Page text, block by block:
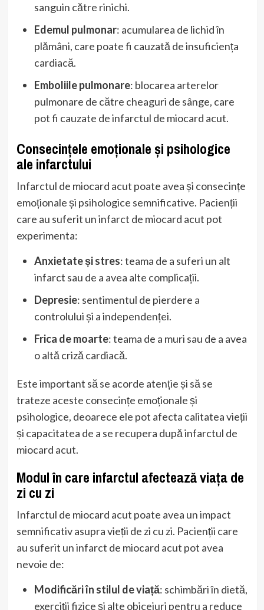
sanguin către rinichi.
Edemul pulmonar: acumularea de lichid în
plămâni, care poate fi cauzată de insuficiența
cardiacă.
Emboliile pulmonare: blocarea arterelor
pulmonare de către cheaguri de sânge, care
pot fi cauzate de infarctul de miocard acut.
Consecințele emoționale și psihologice
ale infarctului
Infarctul de miocard acut poate avea și consecințe
emoționale și psihologice semnificative. Pacienții
care au suferit un infarct de miocard acut pot
experimenta:
Anxietate și stres: teama de a suferi un alt
infarct sau de a avea alte complicații.
Depresie: sentimentul de pierdere a
controlului și a independenței.
Frica de moarte: teama de a muri sau de a avea
o altă criză cardiacă.
Este important să se acorde atenție și să se
trateze aceste consecințe emoționale și
psihologice, deoarece ele pot afecta calitatea vieții
și capacitatea de a se recupera după infarctul de
miocard acut.
Modul în care infarctul afectează viața de
zi cu zi
Infarctul de miocard acut poate avea un impact
semnificativ asupra vieții de zi cu zi. Pacienții care
au suferit un infarct de miocard acut pot avea
nevoie de:
Modificări în stilul de viață: schimbări în dietă,
exerciții fizice și alte obiceiuri pentru a reduce